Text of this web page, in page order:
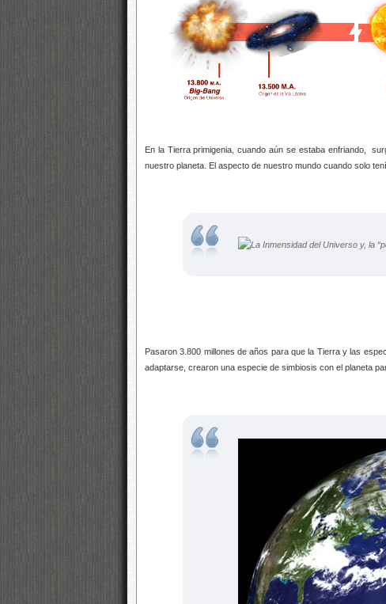
En la Tierra primigenia, cuando aún se estaba enfriando,
nuestro planeta. El aspecto de nuestro mundo cuando solo
Pasaron 3.800 millones de años para que la Tierra y las
adaptarse, crearon una especie de simbiosis con el planeta